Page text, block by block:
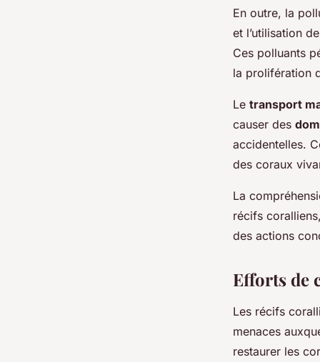
En outre, la
et l’utilisation
Ces polluants
la prolifération
Le transport
causer des
accidentelles.
des coraux
La
récifs
des actions
Efforts de
Les récifs
menaces
restaurer les